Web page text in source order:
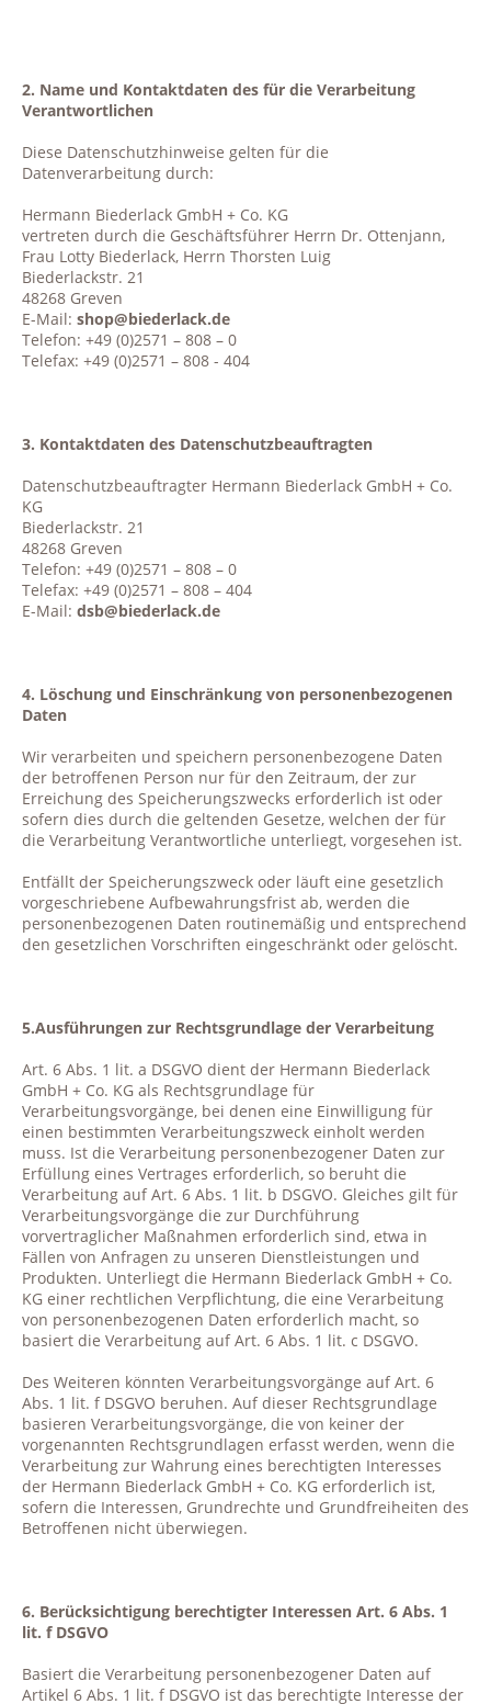
2. Name und Kontaktdaten des für die Verarbeitung
Verantwortlichen
Diese Datenschutzhinweise gelten für die
Datenverarbeitung durch:
Hermann Biederlack GmbH + Co. KG
vertreten durch die Geschäftsführer Herrn Dr. Ottenjann,
Frau Lotty Biederlack, Herrn Thorsten Luig
Biederlackstr. 21
48268 Greven
E-Mail: shop@biederlack.de
Telefon: +49 (0)2571 – 808 – 0
Telefax: +49 (0)2571 – 808 - 404
3. Kontaktdaten des Datenschutzbeauftragten
Datenschutzbeauftragter Hermann Biederlack GmbH + Co.
KG
Biederlackstr. 21
48268 Greven
Telefon: +49 (0)2571 – 808 – 0
Telefax: +49 (0)2571 – 808 – 404
E-Mail: dsb@biederlack.de
4. Löschung und Einschränkung von personenbezogenen
Daten
Wir verarbeiten und speichern personenbezogene Daten
der betroffenen Person nur für den Zeitraum, der zur
Erreichung des Speicherungszwecks erforderlich ist oder
sofern dies durch die geltenden Gesetze, welchen der für
die Verarbeitung Verantwortliche unterliegt, vorgesehen ist.
Entfällt der Speicherungszweck oder läuft eine gesetzlich
vorgeschriebene Aufbewahrungsfrist ab, werden die
personenbezogenen Daten routinemäßig und entsprechend
den gesetzlichen Vorschriften eingeschränkt oder gelöscht.
5.Ausführungen zur Rechtsgrundlage der Verarbeitung
Art. 6 Abs. 1 lit. a DSGVO dient der Hermann Biederlack
GmbH + Co. KG als Rechtsgrundlage für
Verarbeitungsvorgänge, bei denen eine Einwilligung für
einen bestimmten Verarbeitungszweck einholt werden
muss. Ist die Verarbeitung personenbezogener Daten zur
Erfüllung eines Vertrages erforderlich, so beruht die
Verarbeitung auf Art. 6 Abs. 1 lit. b DSGVO. Gleiches gilt für
Verarbeitungsvorgänge die zur Durchführung
vorvertraglicher Maßnahmen erforderlich sind, etwa in
Fällen von Anfragen zu unseren Dienstleistungen und
Produkten. Unterliegt die Hermann Biederlack GmbH + Co.
KG einer rechtlichen Verpflichtung, die eine Verarbeitung
von personenbezogenen Daten erforderlich macht, so
basiert die Verarbeitung auf Art. 6 Abs. 1 lit. c DSGVO.
Des Weiteren könnten Verarbeitungsvorgänge auf Art. 6
Abs. 1 lit. f DSGVO beruhen. Auf dieser Rechtsgrundlage
basieren Verarbeitungsvorgänge, die von keiner der
vorgenannten Rechtsgrundlagen erfasst werden, wenn die
Verarbeitung zur Wahrung eines berechtigten Interesses
der Hermann Biederlack GmbH + Co. KG erforderlich ist,
sofern die Interessen, Grundrechte und Grundfreiheiten des
Betroffenen nicht überwiegen.
6. Berücksichtigung berechtigter Interessen Art. 6 Abs. 1
lit. f DSGVO
Basiert die Verarbeitung personenbezogener Daten auf
Artikel 6 Abs. 1 lit. f DSGVO ist das berechtigte Interesse der